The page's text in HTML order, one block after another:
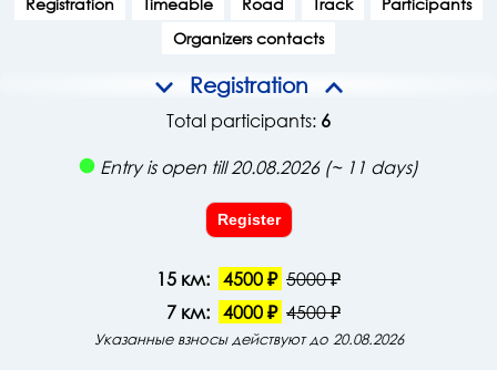
Organizers contacts
Registration
Total participants: 6
Entry is open till 20.08.2026 (~ 11 days)
Register
15 км: 4500 ₽ 5000 ₽
7 км: 4000 ₽ 4500 ₽
Указанные взносы действуют до 20.08.2026